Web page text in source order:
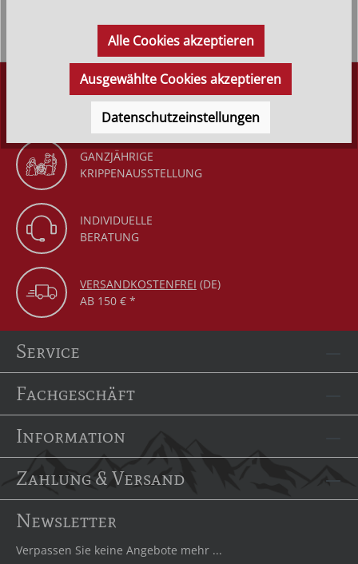
DÜRR KRIPPEN
SEIT 1977
GANZJÄHRIGE
KRIPPENAUSSTELLUNG
INDIVIDUELLE
BERATUNG
VERSANDKOSTENFREI (DE)
AB 150 € *
Service
Fachgeschäft
Information
Zahlung & Versand
Newsletter
Verpassen Sie keine Angebote mehr ...
Alle Cookies akzeptieren
Ausgewählte Cookies akzeptieren
Datenschutzeinstellungen